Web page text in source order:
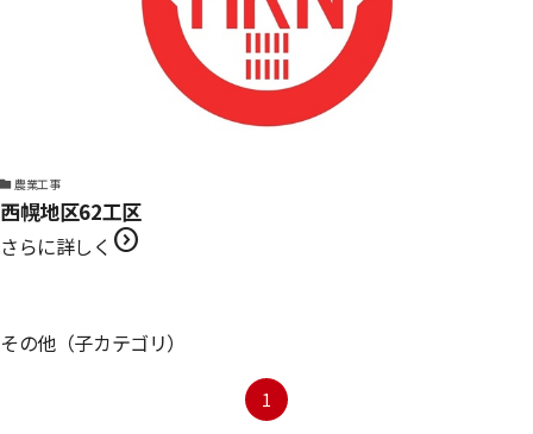
農業工事
西幌地区62工区
さらに詳しく expand_circle_right
その他（子カテゴリ）
1